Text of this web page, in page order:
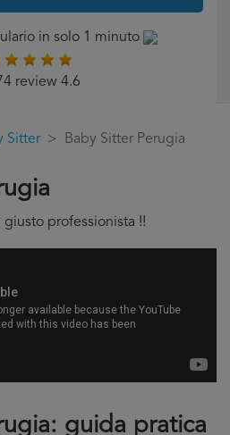
in solo 1 minuto
review 4.6
Sitter Baby Sitter Perugia
professionista !!
guida pratica